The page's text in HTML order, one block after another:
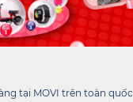
tại MOVI trên toàn quốc